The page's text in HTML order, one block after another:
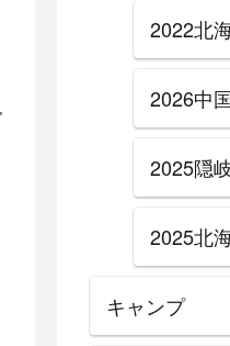
2022北
2026中
2025隠
2025北
キャンプ